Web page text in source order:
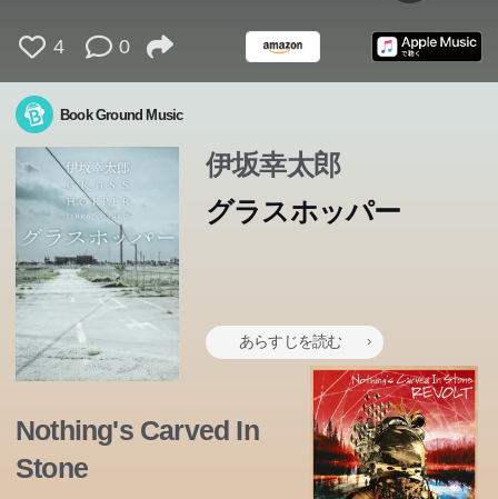
4 0
Book Ground Music
伊坂幸太郎
グラスホッパー
あらすじを読む
Nothing's Carved In
Stone